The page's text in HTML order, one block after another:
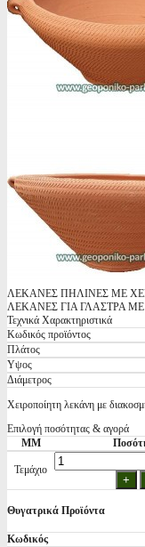
ΛΕΚΑΝΕΣ ΠΗΛΙΝΕΣ ΜΕ
ΛΕΚΑΝΕΣ ΓΙΑ ΓΛΑΣΤΡΑ
Τεχνικά Χαρακτηριστικά
Κωδικός προϊόντος
Πλάτος
Υψος
Διάμετρος
Χειροποίητη λεκάνη με
Επιλογή ποσότητας & αγορά
ΜΜ
Τεμάχιο
Θυγατρικά Προϊόντα
Κωδικός